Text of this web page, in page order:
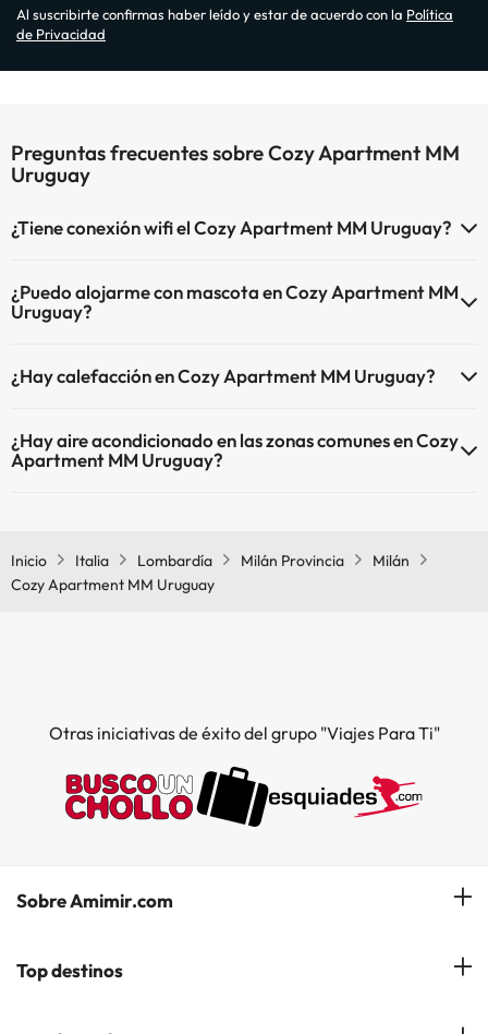
Al suscribirte confirmas haber leído y estar de acuerdo con la Política
de Privacidad
Preguntas frecuentes sobre Cozy Apartment MM
Uruguay
¿Tiene conexión wifi el Cozy Apartment MM Uruguay?
¿Puedo alojarme con mascota en Cozy Apartment MM
Uruguay?
¿Hay calefacción en Cozy Apartment MM Uruguay?
comunes.
¿Hay aire acondicionado en las zonas comunes en Cozy
Apartment MM Uruguay?
Inicio
Italia Lombardía Milán Provincia
Milán
Cozy Apartment MM Uruguay
Otras iniciativas de éxito del grupo "Viajes Para Ti"
Sobre Amimir.com
¿Quiénes somos?
Top destinos
Hoteles en Salou